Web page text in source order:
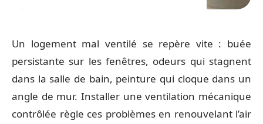
Un logement mal ventilé se repère vite : buée
persistante sur les fenêtres, odeurs qui stagnent
dans la salle de bain, peinture qui cloque dans un
angle de mur. Installer une ventilation mécanique
contrôlée règle ces problèmes en renouvelant l’air